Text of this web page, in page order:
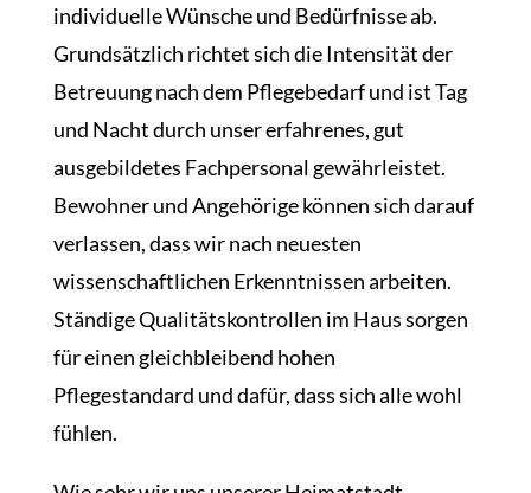
individuelle Wünsche und Bedürfnisse ab.
Grundsätzlich richtet sich die Intensität der
Betreuung nach dem Pflegebedarf und ist Tag
und Nacht durch unser erfahrenes, gut
ausgebildetes Fachpersonal gewährleistet.
Bewohner und Angehörige können sich darauf
verlassen, dass wir nach neuesten
wissenschaftlichen Erkenntnissen arbeiten.
Ständige Qualitätskontrollen im Haus sorgen
für einen gleichbleibend hohen
Pflegestandard und dafür, dass sich alle wohl
fühlen.